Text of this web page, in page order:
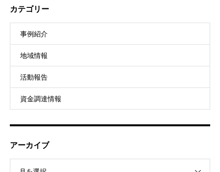
カテゴリー
事例紹介
地域情報
活動報告
資金調達情報
アーカイブ